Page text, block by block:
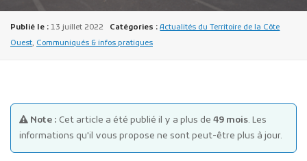
Publicité des actes
Marchés publics
Projets financés par l'Europe
Publié le : 13 juillet 2022 Catégories : Actualités du Territoire de la Côte
Ouest, Communiqués & infos pratiques
Note : Cet article a été publié il y a plus de 49 mois. Les
informations qu'il vous propose ne sont peut-être plus à jour.